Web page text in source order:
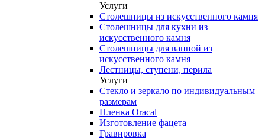
Услуги
Столешницы из искусственного камня
Столешницы для кухни из
искусственного камня
Столешницы для ванной из
искусственного камня
Лестницы, ступени, перила
Услуги
Стекло и зеркало по индивидуальным
размерам
Пленка Oracal
Изготовление фацета
Гравировка